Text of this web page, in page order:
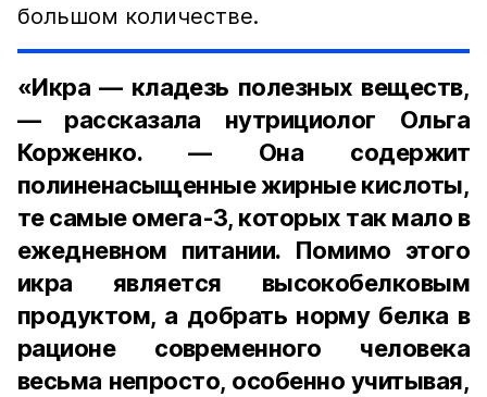
большом количестве.
«Икра — кладезь полезных веществ,
— рассказала нутрициолог Ольга
Корженко. — Она содержит
полиненасыщенные жирные кислоты,
те самые омега-3, которых так мало в
ежедневном питании. Помимо этого
икра является высокобелковым
продуктом, а добрать норму белка в
рационе современного человека
весьма непросто, особенно учитывая,